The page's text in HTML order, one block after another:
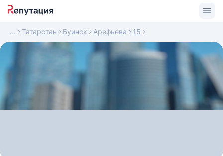
Татарстан Буинск Арефьева 15